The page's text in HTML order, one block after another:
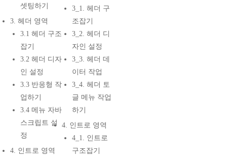
셋팅하기
3. 헤더 영역
3.1 헤더 구조
잡기
3.2 헤더 디자
인 설정
3.3 반응형 작
업하기
3.4 메뉴 자바
스크립트 설
정
4. 인트로 영역
3_1. 헤더 구
조잡기
3_2. 헤더 디
자인 설정
3_3. 헤더 데
이터 작업
3_4. 헤더 토
글 메뉴 작업
하기
4. 인트로 영역
4_1. 인트로
구조잡기